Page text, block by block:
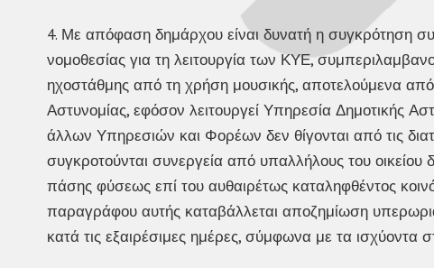
4. Με απόφαση δημάρχου είναι δυνατή η συγκρότηση
νομοθεσίας για τη λειτουργία των ΚΥΕ,
ηχοστάθμης από τη χρήση μουσικής, αποτελούμενα
Αστυνομίας, εφόσον λειτουργεί Υπηρεσία Δημοτικής
άλλων Υπηρεσιών και Φορέων δεν θίγονται από τις
συγκροτούνται συνεργεία από υπαλλήλους του οικείου
πάσης φύσεως επί του αυθαιρέτως καταληφθέντος
παραγράφου αυτής καταβάλλεται αποζημίωση
κατά τις εξαιρέσιμες ημέρες, σύμφωνα με τα ισχύοντα